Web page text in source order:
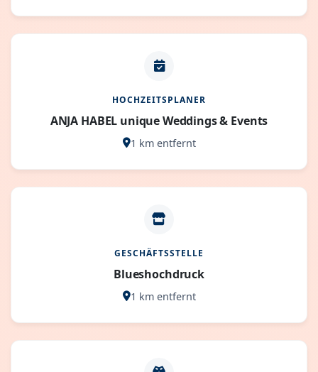
HOCHZEITSPLANER
ANJA HABEL unique Weddings & Events
1 km entfernt
GESCHÄFTSSTELLE
Blueshochdruck
1 km entfernt